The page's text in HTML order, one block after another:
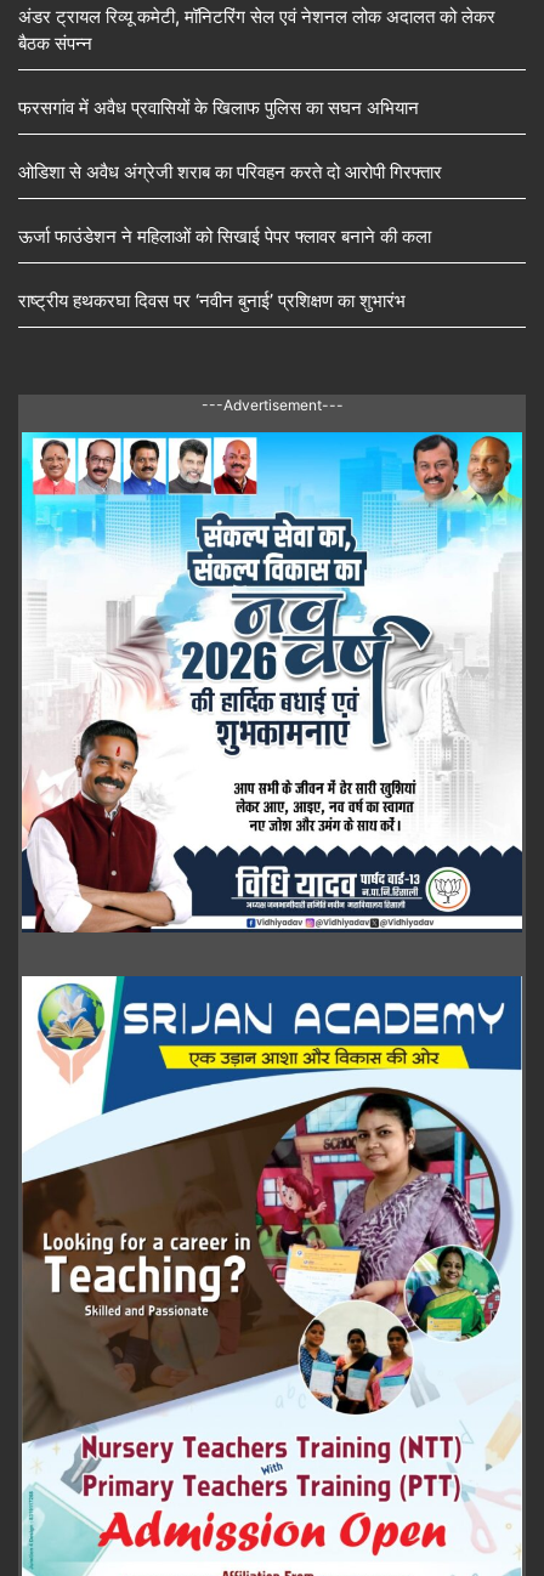
अंडर ट्रायल रिव्यू कमेटी, मॉनिटरिंग सेल एवं नेशनल लोक अदालत को लेकर
बैठक संपन्न
फरसगांव में अवैध प्रवासियों के खिलाफ पुलिस का सघन अभियान
ओडिशा से अवैध अंग्रेजी शराब का परिवहन करते दो आरोपी गिरफ्तार
ऊर्जा फाउंडेशन ने महिलाओं को सिखाई पेपर फ्लावर बनाने की कला
राष्ट्रीय हथकरघा दिवस पर ‘नवीन बुनाई’ प्रशिक्षण का शुभारंभ
---Advertisement---